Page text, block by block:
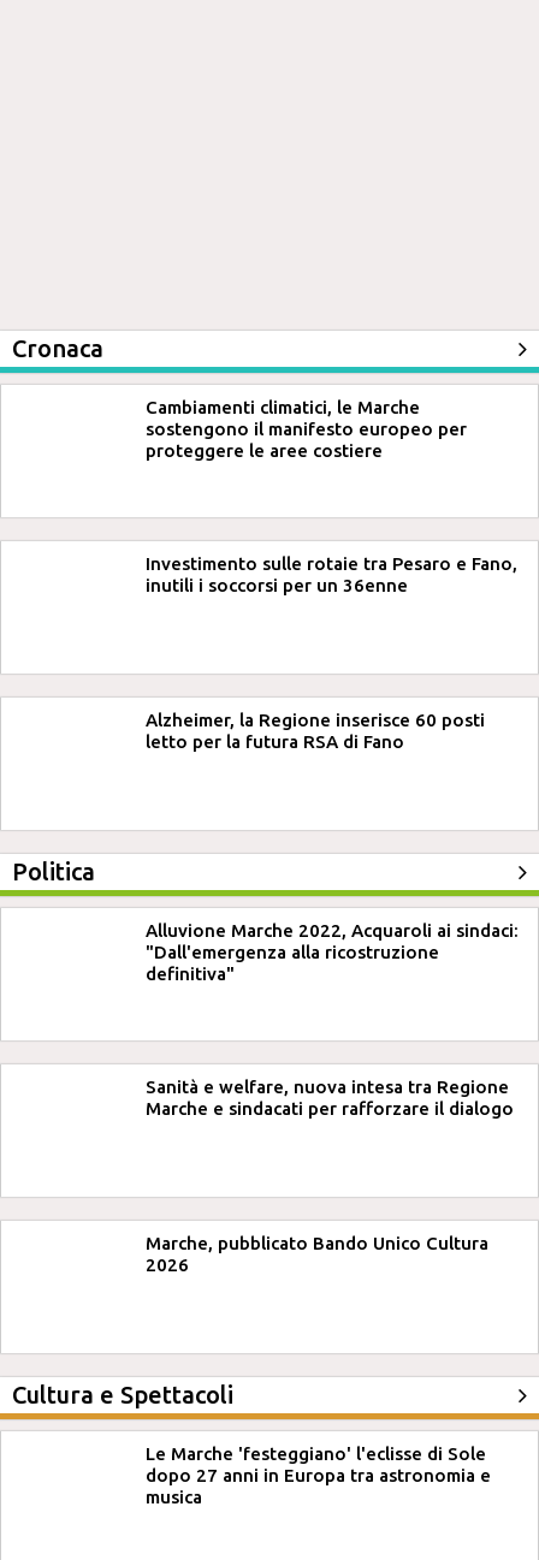
Cronaca
Cambiamenti climatici, le Marche
sostengono il manifesto europeo per
proteggere le aree costiere
Investimento sulle rotaie tra Pesaro e Fano,
inutili i soccorsi per un 36enne
Alzheimer, la Regione inserisce 60 posti
letto per la futura RSA di Fano
Politica
Alluvione Marche 2022, Acquaroli ai sindaci:
"Dall'emergenza alla ricostruzione
definitiva"
Sanità e welfare, nuova intesa tra Regione
Marche e sindacati per rafforzare il dialogo
Marche, pubblicato Bando Unico Cultura
2026
Cultura e Spettacoli
Le Marche 'festeggiano' l'eclisse di Sole
dopo 27 anni in Europa tra astronomia e
musica